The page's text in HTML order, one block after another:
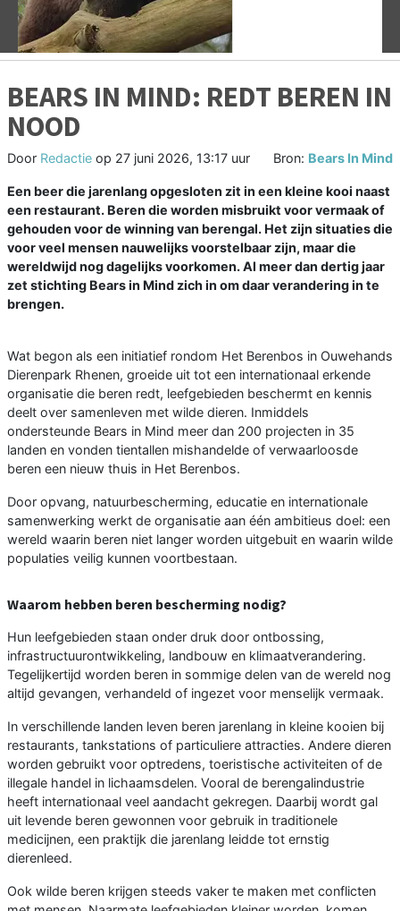
BEARS IN MIND: REDT BEREN IN
NOOD
Door Redactie op 27 juni 2026, 13:17 uur Bron: Bears In Mind
Een beer die jarenlang opgesloten zit in een kleine kooi naast
een restaurant. Beren die worden misbruikt voor vermaak of
gehouden voor de winning van berengal. Het zijn situaties die
voor veel mensen nauwelijks voorstelbaar zijn, maar die
wereldwijd nog dagelijks voorkomen. Al meer dan dertig jaar
zet stichting Bears in Mind zich in om daar verandering in te
brengen.
Wat begon als een initiatief rondom Het Berenbos in Ouwehands
Dierenpark Rhenen, groeide uit tot een internationaal erkende
organisatie die beren redt, leefgebieden beschermt en kennis
deelt over samenleven met wilde dieren. Inmiddels
ondersteunde Bears in Mind meer dan 200 projecten in 35
landen en vonden tientallen mishandelde of verwaarloosde
beren een nieuw thuis in Het Berenbos.
Door opvang, natuurbescherming, educatie en internationale
samenwerking werkt de organisatie aan één ambitieus doel: een
wereld waarin beren niet langer worden uitgebuit en waarin wilde
populaties veilig kunnen voortbestaan.
Waarom hebben beren bescherming nodig?
Hun leefgebieden staan onder druk door ontbossing,
infrastructuurontwikkeling, landbouw en klimaatverandering.
Tegelijkertijd worden beren in sommige delen van de wereld nog
altijd gevangen, verhandeld of ingezet voor menselijk vermaak.
In verschillende landen leven beren jarenlang in kleine kooien bij
restaurants, tankstations of particuliere attracties. Andere dieren
worden gebruikt voor optredens, toeristische activiteiten of de
illegale handel in lichaamsdelen. Vooral de berengalindustrie
heeft internationaal veel aandacht gekregen. Daarbij wordt gal
uit levende beren gewonnen voor gebruik in traditionele
medicijnen, een praktijk die jarenlang leidde tot ernstig
dierenleed.
Ook wilde beren krijgen steeds vaker te maken met conflicten